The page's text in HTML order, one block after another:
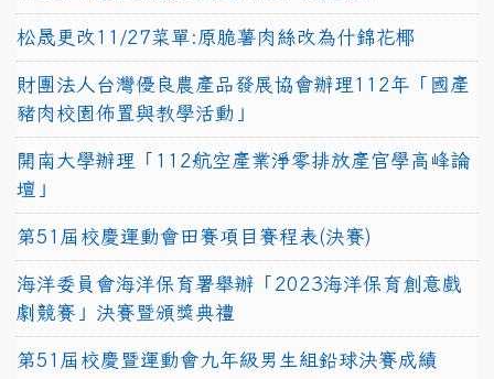
松晟更改11/27菜單:原脆薯肉絲改為什錦花椰
財團法人台灣優良農產品發展協會辦理112年「國產
豬肉校園佈置與教學活動」
開南大學辦理「112航空產業淨零排放產官學高峰論
壇」
第51屆校慶運動會田賽項目賽程表(決賽)
海洋委員會海洋保育署舉辦「2023海洋保育創意戲
劇競賽」決賽暨頒獎典禮
第51屆校慶暨運動會九年級男生組鉛球決賽成績